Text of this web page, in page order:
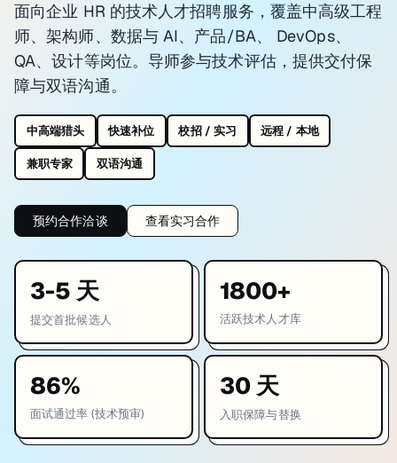
面向企业 HR 的技术人才招聘服务，覆盖中高级工程
师、架构师、数据与 AI、产品/BA、 DevOps、
QA、设计等岗位。导师参与技术评估，提供交付保
障与双语沟通。
中高端猎头 快速补位 校招 / 实习 远程 / 本地
兼职专家 双语沟通
预约合作洽谈 查看实习合作
3-5 天
提交首批候选人
1800+
活跃技术人才库
86%
面试通过率 (技术预审)
30 天
入职保障与替换